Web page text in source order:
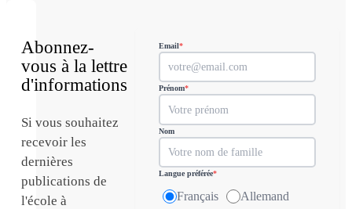
Abonnez-
vous à la lettre
d'informations
Si vous souhaitez
recevoir les
dernières
publications de
l'école à
Email*
Prénom*
Nom
Langue préférée*
Français Allemand